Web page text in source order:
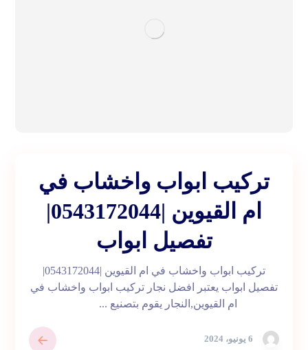
تركيب ابواب واخشاب في
ام القيوين |0543172044|
تفصيل ابواب
6 يونيو، 2024
تركيب ابواب واخشاب في ام القيوين |0543172044|
تفصيل ابواب يعتبر افضل نجار تركيب ابواب واخشاب في
ام القيوين,النجار يقوم بتصنيع ...